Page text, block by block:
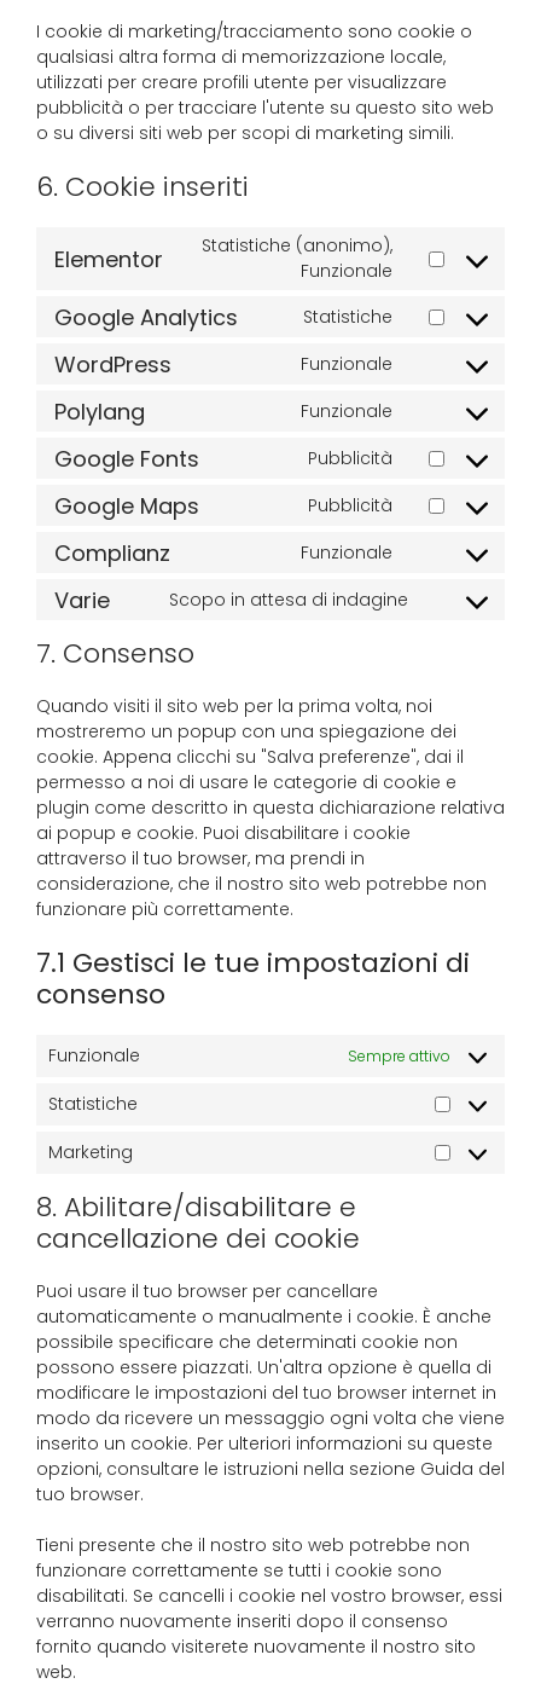
I cookie di marketing/tracciamento sono cookie o
qualsiasi altra forma di memorizzazione locale,
utilizzati per creare profili utente per visualizzare
pubblicità o per tracciare l'utente su questo sito web
o su diversi siti web per scopi di marketing simili.
6. Cookie inseriti
Elementor
Statistiche (anonimo),
Funzionale
Google Analytics Statistiche
WordPress Funzionale
Polylang Funzionale
Google Fonts Pubblicità
Google Maps Pubblicità
Complianz Funzionale
Varie Scopo in attesa di indagine
7. Consenso
Quando visiti il sito web per la prima volta, noi
mostreremo un popup con una spiegazione dei
cookie. Appena clicchi su "Salva preferenze", dai il
permesso a noi di usare le categorie di cookie e
plugin come descritto in questa dichiarazione relativa
ai popup e cookie. Puoi disabilitare i cookie
attraverso il tuo browser, ma prendi in
considerazione, che il nostro sito web potrebbe non
funzionare più correttamente.
7.1 Gestisci le tue impostazioni di
consenso
Funzionale Sempre attivo
Statistiche
Marketing
8. Abilitare/disabilitare e
cancellazione dei cookie
Puoi usare il tuo browser per cancellare
automaticamente o manualmente i cookie. È anche
possibile specificare che determinati cookie non
possono essere piazzati. Un'altra opzione è quella di
modificare le impostazioni del tuo browser internet in
modo da ricevere un messaggio ogni volta che viene
inserito un cookie. Per ulteriori informazioni su queste
opzioni, consultare le istruzioni nella sezione Guida del
tuo browser.
Tieni presente che il nostro sito web potrebbe non
funzionare correttamente se tutti i cookie sono
disabilitati. Se cancelli i cookie nel vostro browser, essi
verranno nuovamente inseriti dopo il consenso
fornito quando visiterete nuovamente il nostro sito
web.